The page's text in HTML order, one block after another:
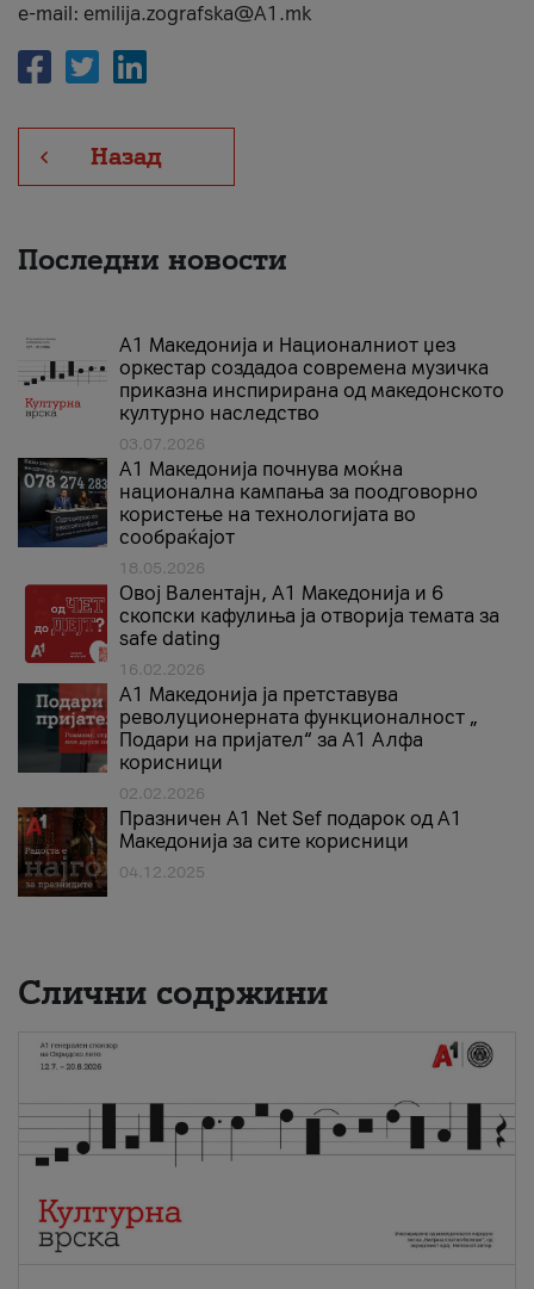
e-mail: emilija.zografska@A1.mk
Назад
Последни новости
А1 Македонија и Националниот џез
оркестар создадоа современа музичка
приказна инспирирана од македонското
културно наследство
03.07.2026
A1 Македонија почнува моќна
национална кампања за поодговорно
користење на технологијата во
сообраќајот
18.05.2026
Овој Валентајн, A1 Македонија и 6
скопски кафулиња ја отворија темата за
safe dating
16.02.2026
А1 Македонија ја претставува
револуционерната функционалност „
Подари на пријател“ за А1 Алфа
корисници
02.02.2026
Празничен A1 Net Sеf подарок од А1
Македонија за сите корисници
04.12.2025
Слични содржини